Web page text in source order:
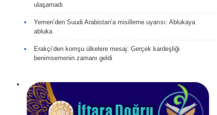
ulaşamadı
Yemen’den Suudi Arabistan’a misilleme uyarısı: Ablukaya
abluka
Erakçi’den komşu ülkelere mesaj: Gerçek kardeşliği
benimsemenin zamanı geldi